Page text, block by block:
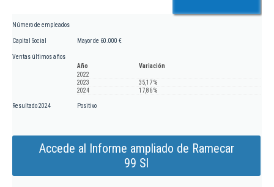
Número de empleados
Capital Social Mayor de 60.000 €
Ventas últimos años
Año
Variación
2022
2023
35,17 %
2024
17,86 %
Resultado 2024 Positivo
Accede al Informe ampliado de Ramecar
99 Sl